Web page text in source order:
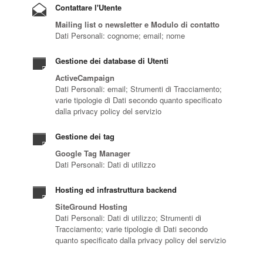
Contattare l'Utente
Mailing list o newsletter e Modulo di contatto
Dati Personali: cognome; email; nome
Gestione dei database di Utenti
ActiveCampaign
Dati Personali: email; Strumenti di Tracciamento;
varie tipologie di Dati secondo quanto specificato
dalla privacy policy del servizio
Gestione dei tag
Google Tag Manager
Dati Personali: Dati di utilizzo
Hosting ed infrastruttura backend
SiteGround Hosting
Dati Personali: Dati di utilizzo; Strumenti di
Tracciamento; varie tipologie di Dati secondo
quanto specificato dalla privacy policy del servizio